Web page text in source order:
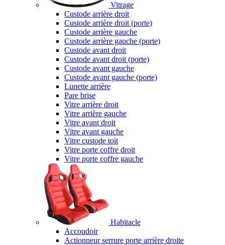
Vitrage
Custode arrière droit
Custode arrière droit (porte)
Custode arrière gauche
Custode arrière gauche (porte)
Custode avant droit
Custode avant droit (porte)
Custode avant gauche
Custode avant gauche (porte)
Lunette arrière
Pare brise
Vitre arrière droit
Vitre arrière gauche
Vitre avant droit
Vitre avant gauche
Vitre custode toit
Vitre porte coffre droit
Vitre porte coffre gauche
Habitacle
Accoudoir
Actionneur serrure porte arrière droite